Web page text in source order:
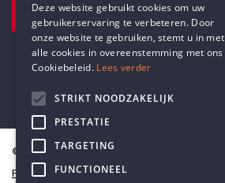
Pottenbrug 4
Antwerpen, 2000
© Humanistisch Verbond 2026
Privacy
DUTCH
Deze website gebruikt cookies om uw
gebruikerservaring te verbeteren. Door
onze website te gebruiken, stemt u in met
alle cookies in overeenstemming met ons
Cookiebeleid. Lees verder
STRIKT NOODZAKELIJK
PRESTATIE
TARGETING
FUNCTIONEEL